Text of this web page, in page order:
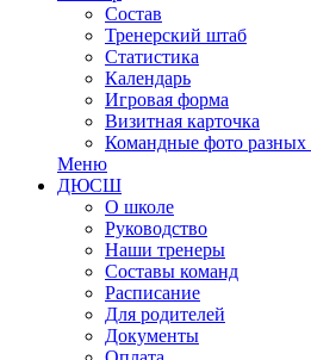
Состав
Тренерский штаб
Статистика
Календарь
Игровая форма
Визитная карточка
Командные фото разных
Меню
ДЮСШ
О школе
Руководство
Наши тренеры
Составы команд
Расписание
Для родителей
Документы